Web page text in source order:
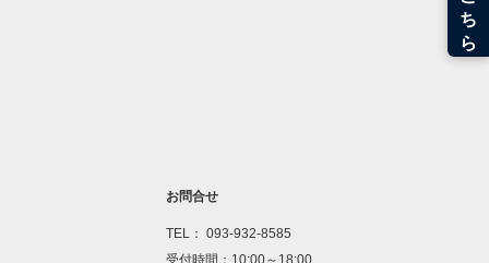
お問合せ
TEL： 093-932-8585
受付時間：10:00～18:00